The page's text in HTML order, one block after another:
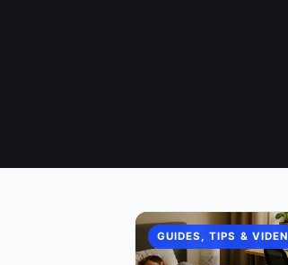
GUIDES, TIPS & VIDEN